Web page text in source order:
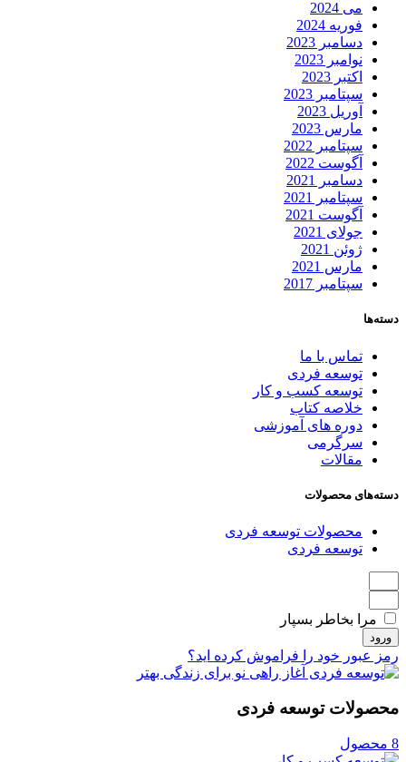
می 2024
فوریه 2024
دسامبر 2023
نوامبر 2023
اکتبر 2023
سپتامبر 2023
آوریل 2023
مارس 2023
سپتامبر 2022
آگوست 2022
دسامبر 2021
سپتامبر 2021
آگوست 2021
جولای 2021
ژوئن 2021
مارس 2021
سپتامبر 2017
دسته‌ها
تماس با ما
توسعه فردی
توسعه کسب و کار
خلاصه کتاب
دوره های آموزشی
سرگرمی
مقالات
دسته‌های محصولات
محصولات توسعه فردی
توسعه فردی
مرا بخاطر بسپار
ورود
رمز عبور خود را فراموش کرده اید؟
محصولات توسعه فردی
8 محصول